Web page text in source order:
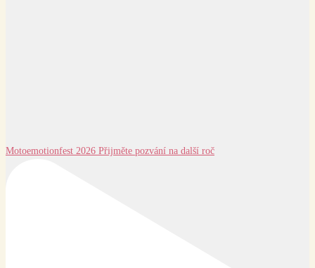
Motoemotionfest 2026 Přijměte pozvání na další roč